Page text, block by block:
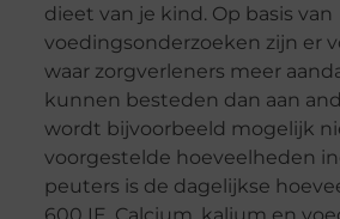
dieet van je kind. Op basis van
voedingsonderzoeken zijn er
waar zorgverleners meer
kunnen besteden dan aan
wordt bijvoorbeeld mogelijk
voorgestelde hoeveelheden
peuters is de dagelijkse
600 IE. Calcium, kalium en